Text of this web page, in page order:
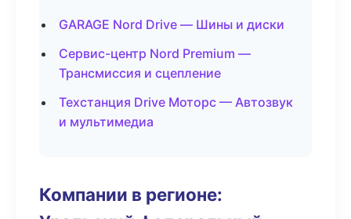
GARAGE Nord Drive — Шины и диски
Сервис-центр Nord Premium —
Трансмиссия и сцепление
Техстанция Drive Моторс — Автозвук
и мультимедиа
Компании в регионе: